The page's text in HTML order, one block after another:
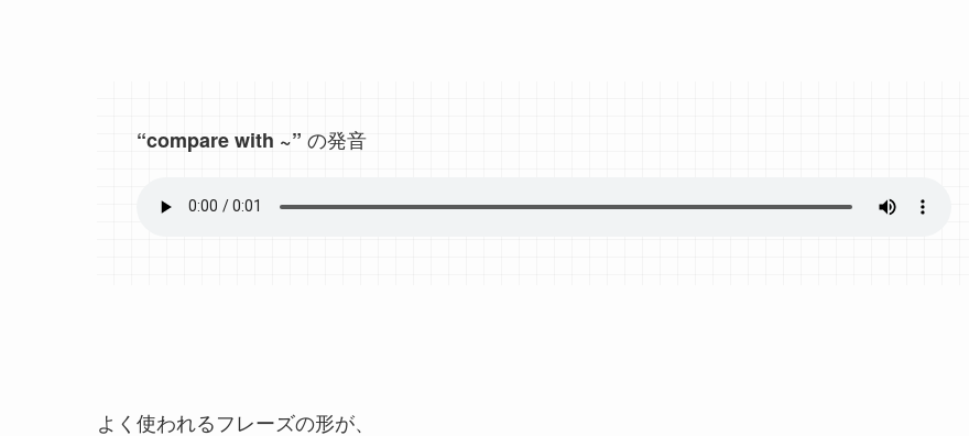
“compare with ~” の発音
よく使われるフレーズの形が、